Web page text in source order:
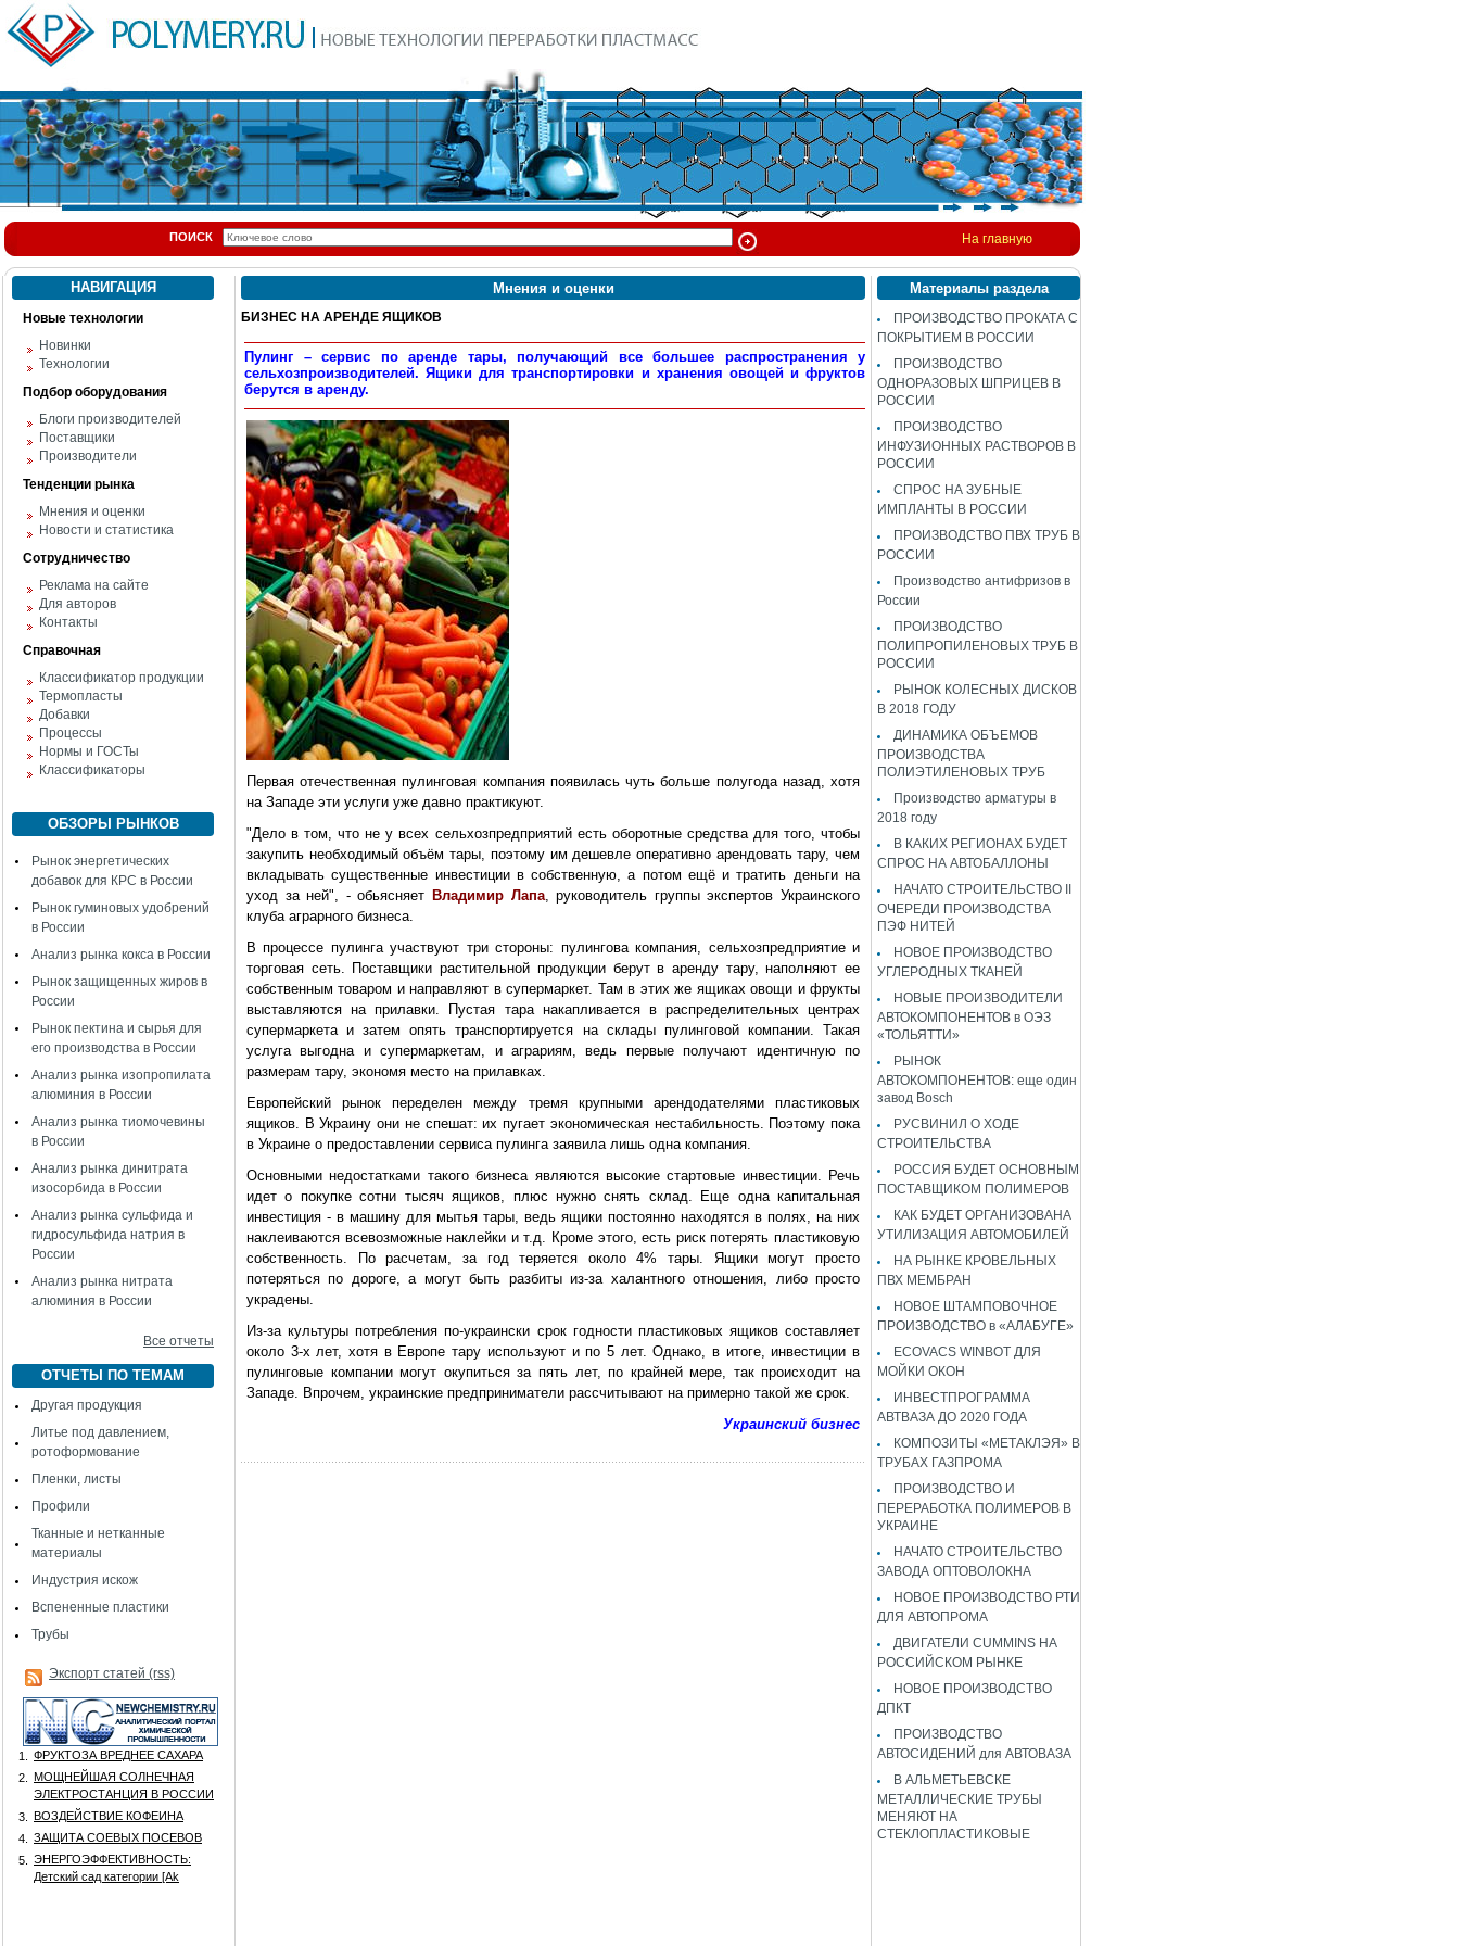
ПОИСК На главную
НАВИГАЦИЯ
Новые технологии
Новинки
Технологии
Подбор оборудования
Блоги производителей
Поставщики
Производители
Тенденции рынка
Мнения и оценки
Новости и статистика
Сотрудничество
Реклама на сайте
Для авторов
Контакты
Справочная
Классификатор продукции
Термопласты
Добавки
Процессы
Нормы и ГОСТы
Классификаторы
ОБЗОРЫ РЫНКОВ
Рынок энергетических
добавок для КРС в России
Рынок гуминовых удобрений
в России
Анализ рынка кокса в России
Рынок защищенных жиров в
России
Рынок пектина и сырья для
его производства в России
Анализ рынка изопропилата
алюминия в России
Анализ рынка тиомочевины
в России
Анализ рынка динитрата
изосорбида в России
Анализ рынка сульфида и
гидросульфида натрия в
России
Анализ рынка нитрата
алюминия в России
Все отчеты
ОТЧЕТЫ ПО ТЕМАМ
Другая продукция
Литье под давлением,
ротоформование
Пленки, листы
Профили
Тканные и нетканные
материалы
Индустрия искож
Вспененные пластики
Трубы
Экспорт статей (rss)
1.
ФРУКТОЗА ВРЕДНЕЕ САХАРА
2.
МОЩНЕЙШАЯ СОЛНЕЧНАЯ
ЭЛЕКТРОСТАНЦИЯ В РОССИИ
3.
ВОЗДЕЙСТВИЕ КОФЕИНА
4.
ЗАЩИТА СОЕВЫХ ПОСЕВОВ
5.
ЭНЕРГОЭФФЕКТИВНОСТЬ:
Детский сад категории [Аk
Мнения и оценки
БИЗНЕС НА АРЕНДЕ ЯЩИКОВ
Пулинг – сервис по аренде тары, получающий все большее распространения у
сельхозпроизводителей. Ящики для транспортировки и хранения овощей и фруктов
берутся в аренду.
Первая отечественная пулинговая компания появилась чуть больше полугода назад, хотя
на Западе эти услуги уже давно практикуют.
"Дело в том, что не у всех сельхозпредприятий есть оборотные средства для того, чтобы
закупить необходимый объём тары, поэтому им дешевле оперативно арендовать тару, чем
вкладывать существенные инвестиции в собственную, а потом ещё и тратить деньги на
уход за ней", - обьясняет Владимир Лапа, руководитель группы экспертов Украинского
клуба аграрного бизнеса.
В процессе пулинга участвуют три стороны: пулингова компания, сельхозпредприятие и
торговая сеть. Поставщики растительной продукции берут в аренду тару, наполняют ее
собственным товаром и направляют в супермаркет. Там в этих же ящиках овощи и фрукты
выставляются на прилавки. Пустая тара накапливается в распределительных центрах
супермаркета и затем опять транспортируется на склады пулинговой компании. Такая
услуга выгодна и супермаркетам, и аграриям, ведь первые получают идентичную по
размерам тару, экономя место на прилавках.
Европейский рынок переделен между тремя крупными арендодателями пластиковых
ящиков. В Украину они не спешат: их пугает экономическая нестабильность. Поэтому пока
в Украине о предоставлении сервиса пулинга заявила лишь одна компания.
Основными недостатками такого бизнеса являются высокие стартовые инвестиции. Речь
идет о покупке сотни тысяч ящиков, плюс нужно снять склад. Еще одна капитальная
инвестиция - в машину для мытья тары, ведь ящики постоянно находятся в полях, на них
наклеиваются всевозможные наклейки и т.д. Кроме этого, есть риск потерять пластиковую
собственность. По расчетам, за год теряется около 4% тары. Ящики могут просто
потеряться по дороге, а могут быть разбиты из-за халантного отношения, либо просто
украдены.
Из-за культуры потребления по-украински срок годности пластиковых ящиков составляет
около 3-х лет, хотя в Европе тару используют и по 5 лет. Однако, в итоге, инвестиции в
пулинговые компании могут окупиться за пять лет, по крайней мере, так происходит на
Западе. Впрочем, украинские предприниматели рассчитывают на примерно такой же срок.
Украинский бизнес
Материалы раздела
ПРОИЗВОДСТВО ПРОКАТА С
ПОКРЫТИЕМ В РОССИИ
ПРОИЗВОДСТВО
ОДНОРАЗОВЫХ ШПРИЦЕВ В
РОССИИ
ПРОИЗВОДСТВО
ИНФУЗИОННЫХ РАСТВОРОВ В
РОССИИ
СПРОС НА ЗУБНЫЕ
ИМПЛАНТЫ В РОССИИ
ПРОИЗВОДСТВО ПВХ ТРУБ В
РОССИИ
Производство антифризов в
России
ПРОИЗВОДСТВО
ПОЛИПРОПИЛЕНОВЫХ ТРУБ В
РОССИИ
РЫНОК КОЛЕСНЫХ ДИСКОВ
В 2018 ГОДУ
ДИНАМИКА ОБЪЕМОВ
ПРОИЗВОДСТВА
ПОЛИЭТИЛЕНОВЫХ ТРУБ
Производство арматуры в
2018 году
В КАКИХ РЕГИОНАХ БУДЕТ
СПРОС НА АВТОБАЛЛОНЫ
НАЧАТО СТРОИТЕЛЬСТВО II
ОЧЕРЕДИ ПРОИЗВОДСТВА
ПЭФ НИТЕЙ
НОВОЕ ПРОИЗВОДСТВО
УГЛЕРОДНЫХ ТКАНЕЙ
НОВЫЕ ПРОИЗВОДИТЕЛИ
АВТОКОМПОНЕНТОВ в ОЭЗ
«ТОЛЬЯТТИ»
РЫНОК
АВТОКОМПОНЕНТОВ: еще один
завод Bosch
РУСВИНИЛ О ХОДЕ
СТРОИТЕЛЬСТВА
РОССИЯ БУДЕТ ОСНОВНЫМ
ПОСТАВЩИКОМ ПОЛИМЕРОВ
КАК БУДЕТ ОРГАНИЗОВАНА
УТИЛИЗАЦИЯ АВТОМОБИЛЕЙ
НА РЫНКЕ КРОВЕЛЬНЫХ
ПВХ МЕМБРАН
НОВОЕ ШТАМПОВОЧНОЕ
ПРОИЗВОДСТВО в «АЛАБУГЕ»
ECOVACS WINBOT ДЛЯ
МОЙКИ ОКОН
ИНВЕСТПРОГРАММА
АВТВАЗА ДО 2020 ГОДА
КОМПОЗИТЫ «МЕТАКЛЭЯ» В
ТРУБАХ ГАЗПРОМА
ПРОИЗВОДСТВО И
ПЕРЕРАБОТКА ПОЛИМЕРОВ В
УКРАИНЕ
НАЧАТО СТРОИТЕЛЬСТВО
ЗАВОДА ОПТОВОЛОКНА
НОВОЕ ПРОИЗВОДСТВО РТИ
ДЛЯ АВТОПРОМА
ДВИГАТЕЛИ CUMMINS НА
РОССИЙСКОМ РЫНКЕ
НОВОЕ ПРОИЗВОДСТВО
ДПКТ
ПРОИЗВОДСТВО
АВТОСИДЕНИЙ для АВТОВАЗА
В АЛЬМЕТЬЕВСКЕ
МЕТАЛЛИЧЕСКИЕ ТРУБЫ
МЕНЯЮТ НА
СТЕКЛОПЛАСТИКОВЫЕ